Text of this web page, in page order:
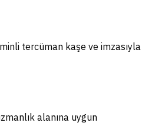
tercüman kaşe ve imzasıyla
alanına uygun